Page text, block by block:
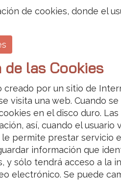
de cookies, donde el
de las Cookies
creado por un sitio de
visita una web. Cuando
en el disco duro.
así, cuando el
permite prestar servicio
información que
y sólo tendrá acceso a la
electrónico. Se puede